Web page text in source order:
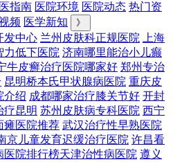
指南 医院环境 医院动态 热门资
频 医学新知 》
发中心 兰州皮肤科正规医院
上海
力低下医院 济南哪里能治小儿癫
牛皮癣治疗医院哪家好 郑州专治
昆明桥本氏甲状腺病医院 重庆皮
介绍 成都哪家治疗膝关节好 开封
疗昆明 苏州皮肤病专科医院 西宁
瘫医院推荐 武汉治疗性早熟医院
京儿童发育迟缓治疗医院 许昌看
医院排行榜天津治性病医院 遵义